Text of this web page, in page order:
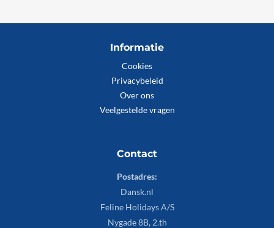
Informatie
Cookies
Privacybeleid
Over ons
Veelgestelde vragen
Contact
Postadres:
Dansk.nl
Feline Holidays A/S
Nygade 8B, 2.th